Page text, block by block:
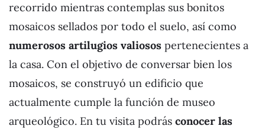
recorrido mientras contemplas sus bonitos
mosaicos sellados por todo el suelo, así como
numerosos artilugios valiosos pertenecientes a
la casa. Con el objetivo de conversar bien los
mosaicos, se construyó un edificio que
actualmente cumple la función de museo
arqueológico. En tu visita podrás conocer las